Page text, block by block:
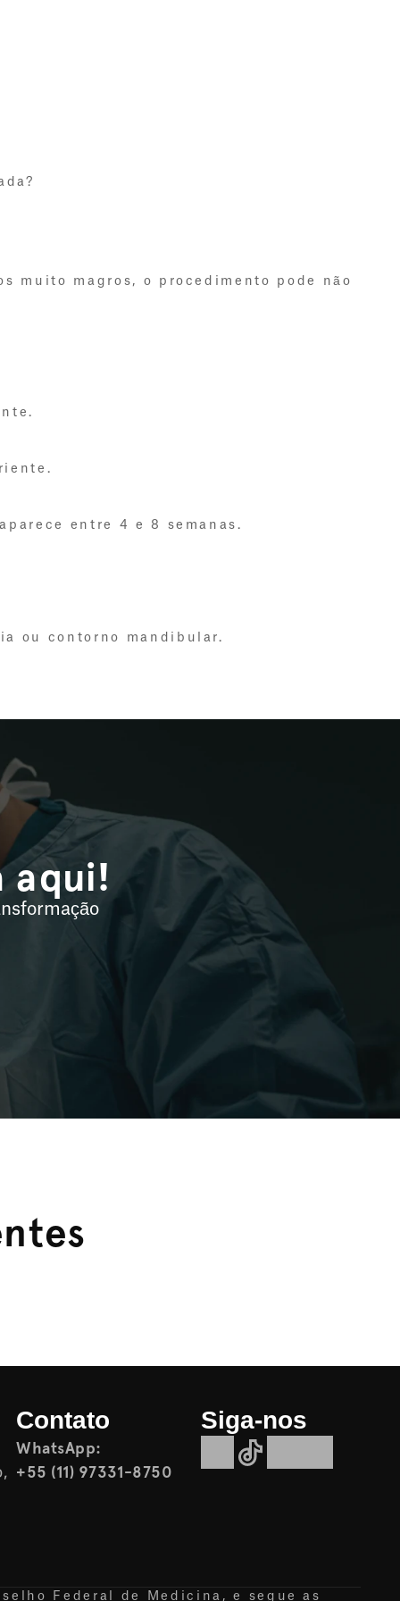
muito magros, o procedimento pode não
entre 4 e 8 semanas.
ou contorno mandibular.
aqui!
Contato
WhatsApp:
+55 (11) 97331-8750
Siga-nos
Federal de Medicina, e segue as